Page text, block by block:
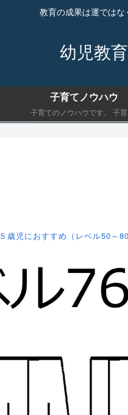
教育の成果は運ではな
幼児教
子育てノウハウ
５歳児におすすめ（レベル50～80